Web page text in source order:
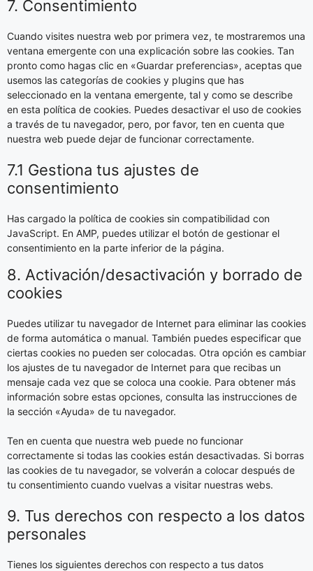
7. Consentimiento
Cuando visites nuestra web por primera vez, te mostraremos una
ventana emergente con una explicación sobre las cookies. Tan
pronto como hagas clic en «Guardar preferencias», aceptas que
usemos las categorías de cookies y plugins que has
seleccionado en la ventana emergente, tal y como se describe
en esta política de cookies. Puedes desactivar el uso de cookies
a través de tu navegador, pero, por favor, ten en cuenta que
nuestra web puede dejar de funcionar correctamente.
7.1 Gestiona tus ajustes de
consentimiento
Has cargado la política de cookies sin compatibilidad con
JavaScript. En AMP, puedes utilizar el botón de gestionar el
consentimiento en la parte inferior de la página.
8. Activación/desactivación y borrado de
cookies
Puedes utilizar tu navegador de Internet para eliminar las cookies
de forma automática o manual. También puedes especificar que
ciertas cookies no pueden ser colocadas. Otra opción es cambiar
los ajustes de tu navegador de Internet para que recibas un
mensaje cada vez que se coloca una cookie. Para obtener más
información sobre estas opciones, consulta las instrucciones de
la sección «Ayuda» de tu navegador.
Ten en cuenta que nuestra web puede no funcionar
correctamente si todas las cookies están desactivadas. Si borras
las cookies de tu navegador, se volverán a colocar después de
tu consentimiento cuando vuelvas a visitar nuestras webs.
9. Tus derechos con respecto a los datos
personales
Tienes los siguientes derechos con respecto a tus datos